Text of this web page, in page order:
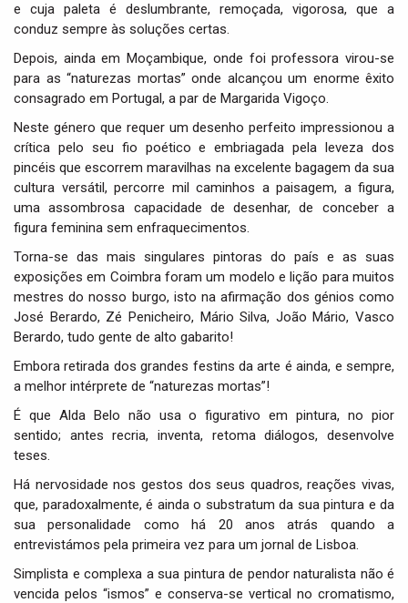
e cuja paleta é deslumbrante, remoçada, vigorosa, que a
conduz sempre às soluções certas.
Depois, ainda em Moçambique, onde foi professora virou-se
para as “naturezas mortas” onde alcançou um enorme êxito
consagrado em Portugal, a par de Margarida Vigoço.
Neste género que requer um desenho perfeito impressionou a
crítica pelo seu fio poético e embriagada pela leveza dos
pincéis que escorrem maravilhas na excelente bagagem da sua
cultura versátil, percorre mil caminhos a paisagem, a figura,
uma assombrosa capacidade de desenhar, de conceber a
figura feminina sem enfraquecimentos.
Torna-se das mais singulares pintoras do país e as suas
exposições em Coimbra foram um modelo e lição para muitos
mestres do nosso burgo, isto na afirmação dos génios como
José Berardo, Zé Penicheiro, Mário Silva, João Mário, Vasco
Berardo, tudo gente de alto gabarito!
Embora retirada dos grandes festins da arte é ainda, e sempre,
a melhor intérprete de “naturezas mortas”!
É que Alda Belo não usa o figurativo em pintura, no pior
sentido; antes recria, inventa, retoma diálogos, desenvolve
teses.
Há nervosidade nos gestos dos seus quadros, reações vivas,
que, paradoxalmente, é ainda o substratum da sua pintura e da
sua personalidade como há 20 anos atrás quando a
entrevistámos pela primeira vez para um jornal de Lisboa.
Simplista e complexa a sua pintura de pendor naturalista não é
vencida pelos “ismos” e conserva-se vertical no cromatismo,